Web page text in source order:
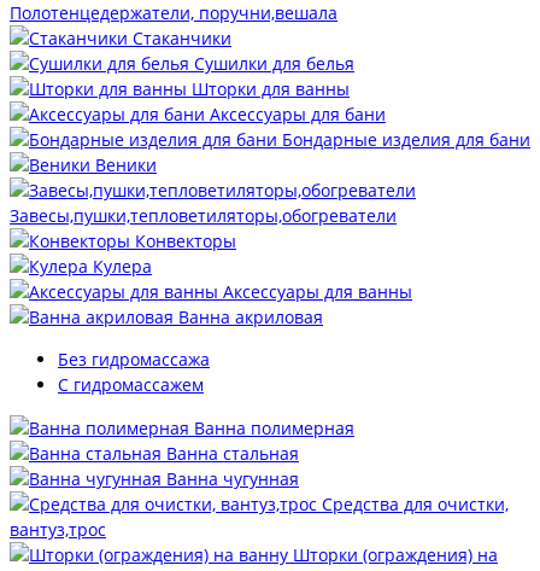
Полотенцедержатели, поручни,вешала
Стаканчики
Сушилки для белья
Шторки для ванны
Аксессуары для бани
Бондарные изделия для бани
Веники
Завесы,пушки,тепловетиляторы,обогреватели
Конвекторы
Кулера
Аксессуары для ванны
Ванна акриловая
Без гидромассажа
С гидромассажем
Ванна полимерная
Ванна стальная
Ванна чугунная
Средства для очистки,
вантуз,трос
Шторки (ограждения) на